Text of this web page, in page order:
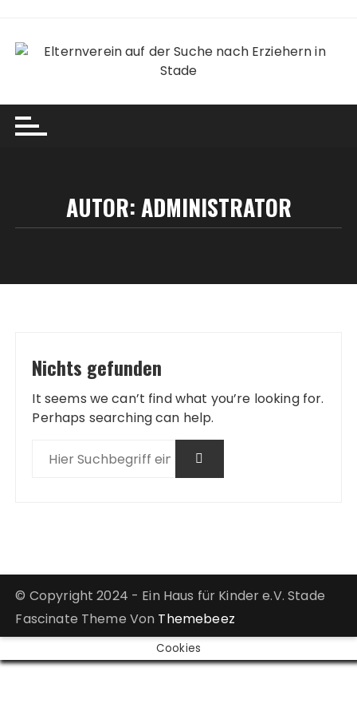
content
AUTOR:ADMINISTRATOR
Nichts gefunden
It seems we can’t find what you’re looking for.
Perhaps searching can help.
© Copyright 2024 - Ein Haus für Kinder e.V. Stade
Fascinate Theme Von Themebeez
Cookies